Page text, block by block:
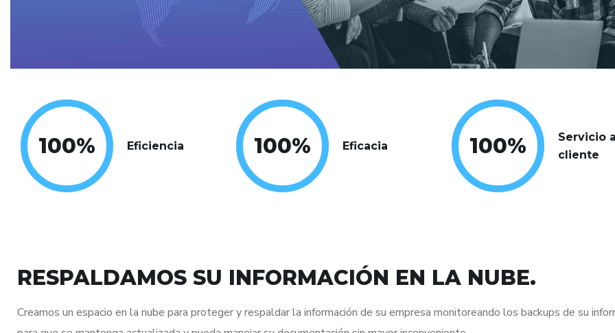
100% Eficiencia 100% Eficacia 100%
Servicio
cliente
RESPALDAMOS SU INFORMACIÓN EN LA NUBE.
Creamos un espacio en la nube para proteger y respaldar la información de su empresa monitoreando los backups de su